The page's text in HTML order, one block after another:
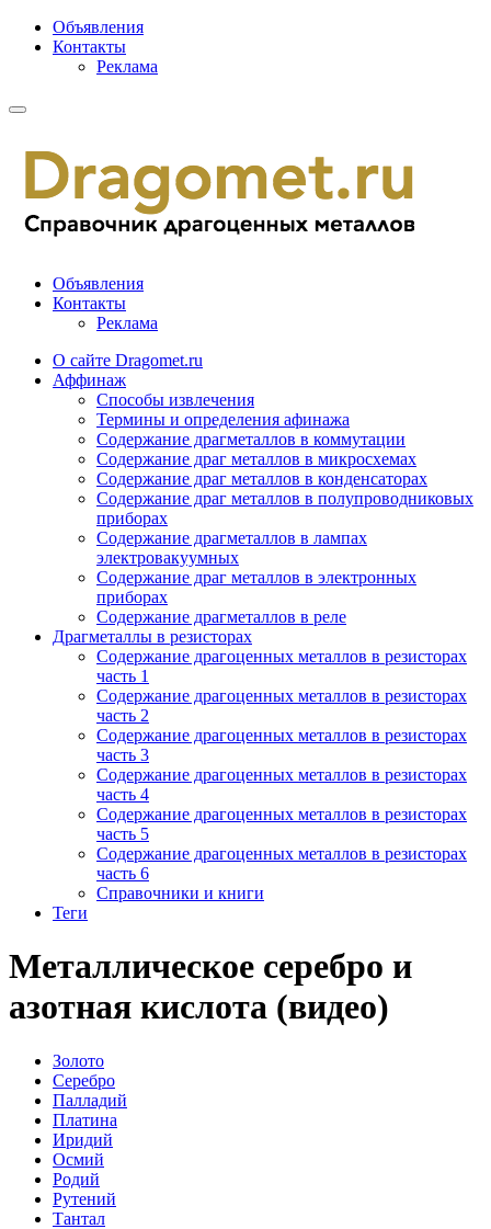
Объявления
Контакты
Реклама
Объявления
Контакты
Реклама
О сайте Dragomet.ru
Аффинаж
Способы извлечения
Термины и определения афинажа
Содержание драгметаллов в коммутации
Содержание драг металлов в микросхемах
Содержание драг металлов в конденсаторах
Содержание драг металлов в полупроводниковых
приборах
Содержание драгметаллов в лампах
электровакуумных
Содержание драг металлов в электронных
приборах
Содержание драгметаллов в реле
Драгметаллы в резисторах
Содержание драгоценных металлов в резисторах
часть 1
Содержание драгоценных металлов в резисторах
часть 2
Содержание драгоценных металлов в резисторах
часть 3
Содержание драгоценных металлов в резисторах
часть 4
Содержание драгоценных металлов в резисторах
часть 5
Содержание драгоценных металлов в резисторах
часть 6
Справочники и книги
Теги
Металлическое серебро и
азотная кислота (видео)
Золото
Серебро
Палладий
Платина
Иридий
Осмий
Родий
Рутений
Тантал